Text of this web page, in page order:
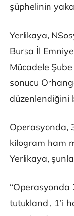
şüphelinin
Yerlikaya,
Bursa İl
Mücadele
sonucu
düzenlendiğini
Operasyonda,
kilogram ham
Yerlikaya,
“Operasyonda
tutuklandı, 1’i